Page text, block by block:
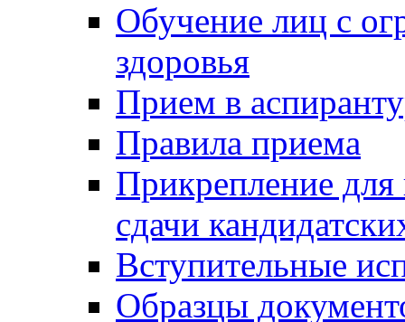
Обучение лиц с
здоровья
Прием в
Правила приема
Прикрепление для
сдачи
Вступительные
Образцы